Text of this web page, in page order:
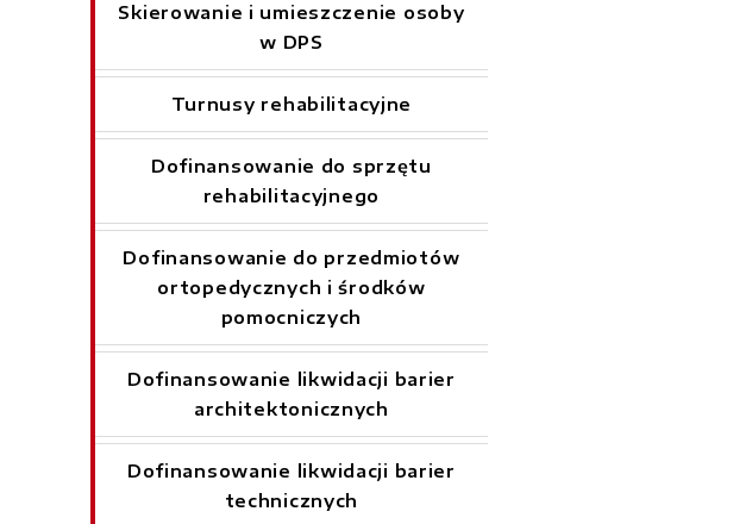
Skierowanie i umieszczenie osoby
w DPS
Turnusy rehabilitacyjne
Dofinansowanie do sprzętu
rehabilitacyjnego
Dofinansowanie do przedmiotów
ortopedycznych i środków
pomocniczych
Dofinansowanie likwidacji barier
architektonicznych
Dofinansowanie likwidacji barier
technicznych